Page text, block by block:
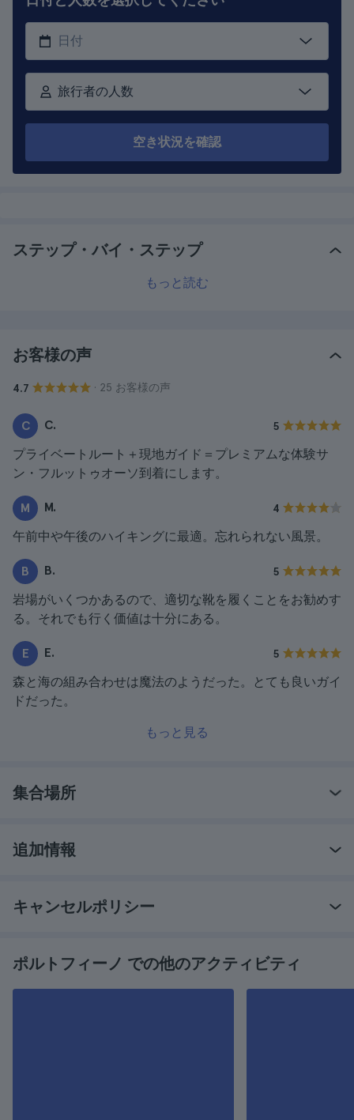
旅行者の人数
空き状況を確認
ステップ・バイ・ステップ
もっと読む
お客様の声
4.7 · 25 お客様の声
C C. 5
プライベートルート＋現地ガイド＝プレミアムな体験サ
ン・フルットゥオーソ到着にします。
M M. 4
午前中や午後のハイキングに最適。忘れられない風景。
B B. 5
岩場がいくつかあるので、適切な靴を履くことをお勧めす
る。それでも行く価値は十分にある。
E E. 5
森と海の組み合わせは魔法のようだった。とても良いガイ
ドだった。
もっと見る
集合場所
追加情報
キャンセルポリシー
ポルトフィーノ での他のアクティビティ